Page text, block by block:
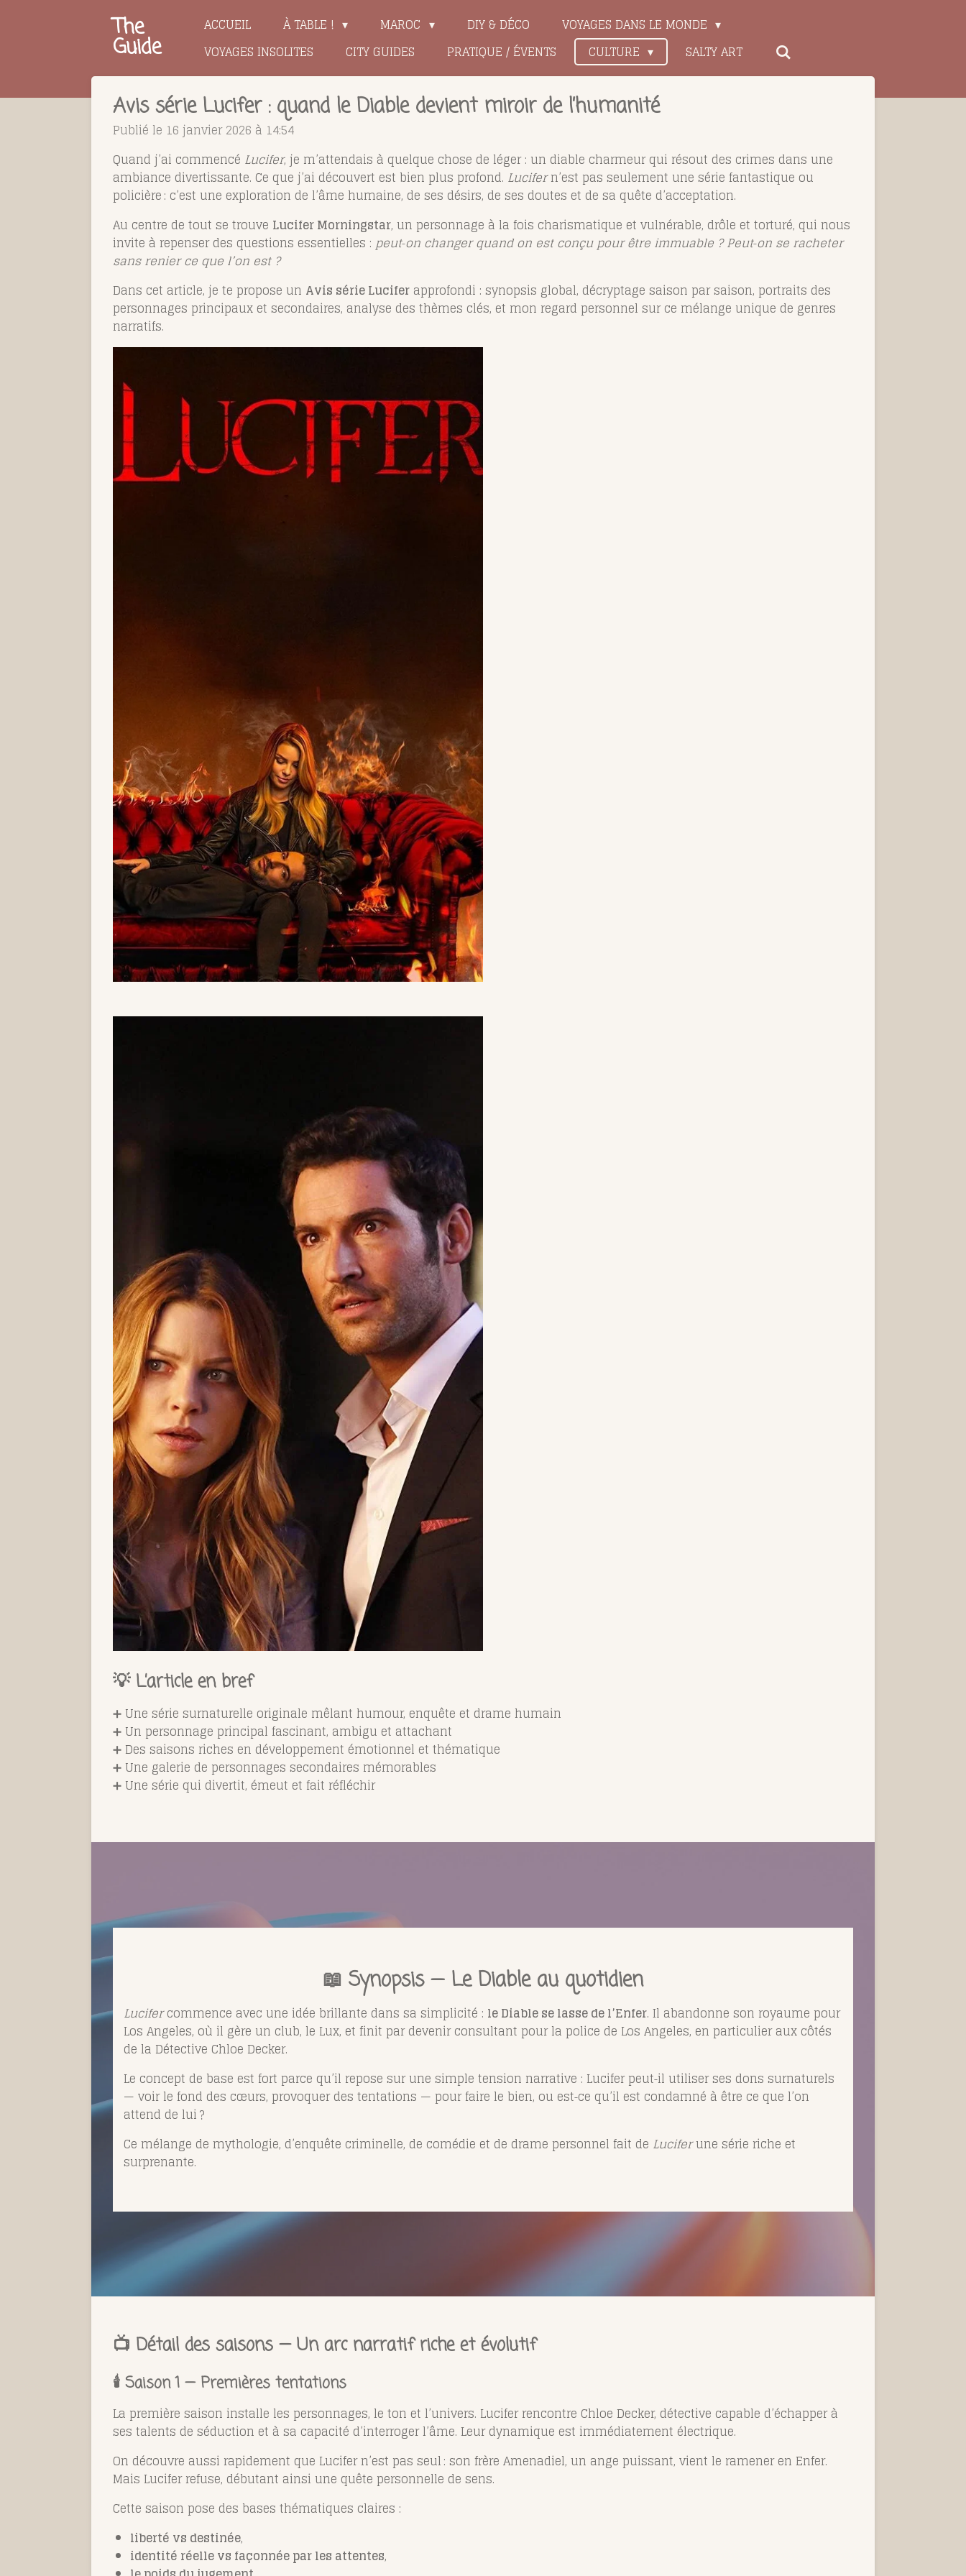
The
Guide
ACCUEIL À TABLE ! MAROC DIY & DÉCO
VOYAGES DANS LE MONDE
VOYAGES INSOLITES
CITY GUIDES PRATIQUE / ÉVENTS CULTURE SALTY ART
Avis série Lucifer : quand le Diable devient miroir de l’humanité
Publié le 16 janvier 2026 à 14:54
Quand j’ai commencé Lucifer, je m’attendais à quelque chose de léger : un diable charmeur qui résout des crimes dans une
ambiance divertissante. Ce que j’ai découvert est bien plus profond. Lucifern’est pas seulement une série fantastique ou
policière : c’est une exploration de l’âme humaine, de ses désirs, de ses doutes et de sa quête d’acceptation.
Au centre de tout se trouve Lucifer Morningstar, un personnage à la fois charismatique et vulnérable, drôle et torturé, qui nous
invite à repenser des questions essentielles : peut‑on changer quand on est conçu pour être immuable ? Peut‑on se racheter
sans renier ce que l’on est ?
Dans cet article, je te propose un Avis série Lucifer approfondi : synopsis global, décryptage saison par saison, portraits des
personnages principaux et secondaires, analyse des thèmes clés, et mon regard personnel sur ce mélange unique de genres
narratifs.
💡 L’article en bref
➕ Une série surnaturelle originale mêlant humour, enquête et drame humain
➕ Un personnage principal fascinant, ambigu et attachant
➕ Des saisons riches en développement émotionnel et thématique
➕ Une galerie de personnages secondaires mémorables
➕ Une série qui divertit, émeut et fait réfléchir
📖 Synopsis — Le Diable au quotidien
Lucifercommence avec une idée brillante dans sa simplicité : le Diable se lasse de l’Enfer. Il abandonne son royaume pour
Los Angeles, où il gère un club, le Lux, et finit par devenir consultant pour la police de Los Angeles, en particulier aux côtés
de la Détective Chloe Decker.
Le concept de base est fort parce qu’il repose sur une simple tension narrative : Lucifer peut‑il utiliser ses dons surnaturels
— voir le fond des cœurs, provoquer des tentations — pour faire le bien, ou est‑ce qu’il est condamné à être ce que l’on
attend de lui ?
Ce mélange de mythologie, d’enquête criminelle, de comédie et de drame personnel fait de Luciferune série riche et
surprenante.
📺 Détail des saisons — Un arc narratif riche et évolutif
🕯️ Saison 1 — Premières tentations
La première saison installe les personnages, le ton et l’univers. Lucifer rencontre Chloe Decker, détective capable d’échapper à
ses talents de séduction et à sa capacité d’interroger l’âme. Leur dynamique est immédiatement électrique.
On découvre aussi rapidement que Lucifer n’est pas seul : son frère Amenadiel, un ange puissant, vient le ramener en Enfer.
Mais Lucifer refuse, débutant ainsi une quête personnelle de sens.
Cette saison pose des bases thématiques claires :
liberté vs destinée,
identité réelle vs façonnée par les attentes,